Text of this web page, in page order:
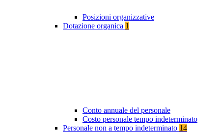
Posizioni organizzative
Dotazione organica 1
Conto annuale del personale
Costo personale tempo indeterminato
Personale non a tempo indeterminato 14